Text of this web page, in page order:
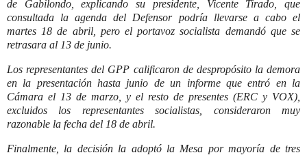
de Gabilondo, explicando su presidente, Vicente Tirado, que
consultada la agenda del Defensor podría llevarse a cabo el
martes 18 de abril, pero el portavoz socialista demandó que se
retrasara al 13 de junio.
Los representantes del GPP calificaron de despropósito la demora
en la presentación hasta junio de un informe que entró en la
Cámara el 13 de marzo, y el resto de presentes (ERC y VOX),
excluidos los representantes socialistas, consideraron muy
razonable la fecha del 18 de abril.
Finalmente, la decisión la adoptó la Mesa por mayoría de tres